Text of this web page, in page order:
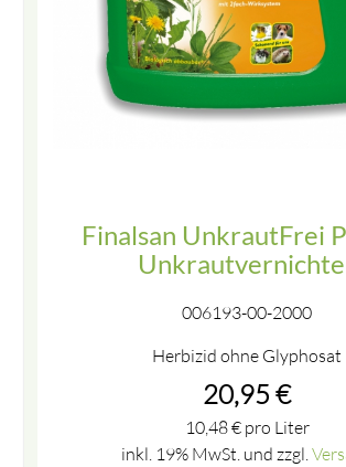
Finalsan UnkrautFrei
006193-00-2000
Herbizid ohne Glyphosat
20,95 €
10,48€pro Liter
inkl. 19% MwSt. und zzgl.